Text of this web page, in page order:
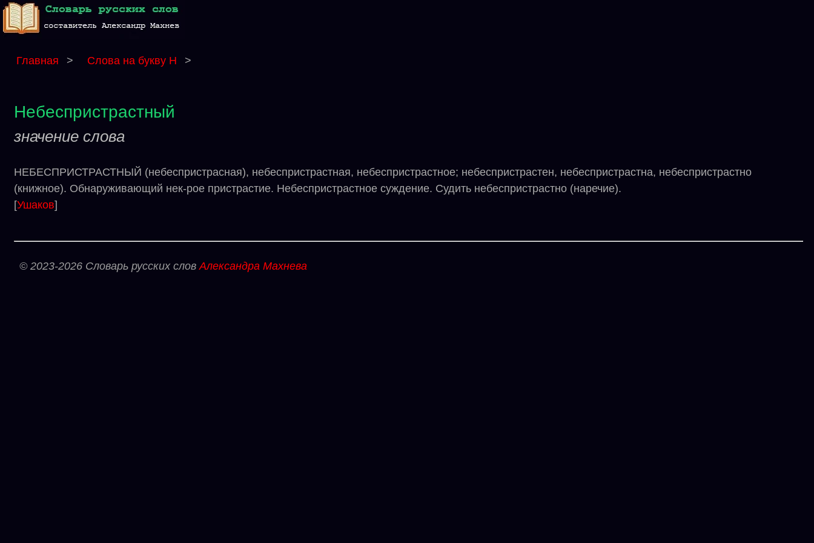
Главная > Слова на букву Н >
Небеспристрастный
значение слова
НЕБЕСПРИСТРАСТНЫЙ (небеспристрасная), небеспристрастная, небеспристрастное; небеспристрастен, небеспристрастна, небеспристрастно
(книжное). Обнаруживающий нек-рое пристрастие. Небеспристрастное суждение. Судить небеспристрастно (наречие).
[Ушаков]
© 2023-2026 Словарь русских словАлександра Махнева